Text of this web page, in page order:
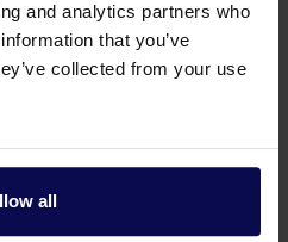
and analytics partners who
that you’ve
collected from your use
all
assortiment
bieden capaciteiten tussen
Weet je niet precies
aanschaf van de juiste
en neem